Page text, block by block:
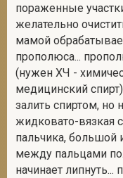
пораженные
желательно
мамой
прополюса...
(нужен ХЧ -
медицинский
залить спиртом, но
жидковато-вязкая
пальчика, большой
между пальцами
начинает липнуть...